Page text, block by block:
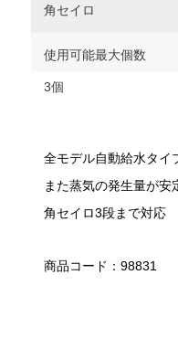
角セイロ
使用可能最大個数
3個
全モデル自動給水タイ
また蒸気の発生量が安
角セイロ3段まで対応
商品コード：98831